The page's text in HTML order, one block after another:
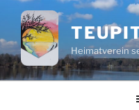
Inhalt
springen
Heimatverein